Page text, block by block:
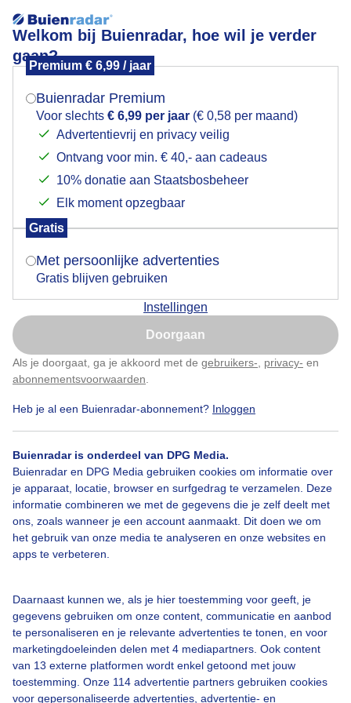
Welkom bij Buienradar, hoe wil je verder
gaan?
Premium € 6,99 / jaar
Buienradar Premium
Voor slechts € 6,99 per jaar (€ 0,58 per maand)
Advertentievrij en privacy veilig
Ontvang voor min. € 40,- aan cadeaus
10% donatie aan Staatsbosbeheer
Elk moment opzegbaar
Gratis
Met persoonlijke advertenties
Gratis blijven gebruiken
Instellingen
Doorgaan
Als je doorgaat, ga je akkoord met de gebruikers- privacy- en
abonnementsvoorwaarden
Heb je al een Buienradar-abonnement? Inloggen
Buienradar is onderdeel van DPG Media.
Buienradar en DPG Media gebruiken cookies om informatie over
je apparaat, locatie, browser en surfgedrag te verzamelen. Deze
informatie combineren we met de gegevens die je zelf deelt met
ons, zoals wanneer je een account aanmaakt. Dit doen we om
het gebruik van onze media te analyseren en onze websites en
apps te verbeteren.
Daarnaast kunnen we, als je hier toestemming voor geeft, je
gegevens gebruiken om onze content, communicatie en aanbod
te personaliseren en je relevante advertenties te tonen, en voor
marketingdoeleinden delen met 4 mediapartners. Ook content
van 13 externe platformen wordt enkel getoond met jouw
toestemming. Onze 114 advertentie partners gebruiken cookies
voor gepersonaliseerde advertenties, advertentie- en
watertoren
Een moment geduld aub...
Populaire categorieën
Lente
Zomer
Over Buienradar
Bedrijfsgegevens
Veelgestelde vragen
Contact
Toegankelijkheid
Buienradar Team
Privacy beleid
Cookie beleid
Privacy instellingen
Mogen we je locatie gebruiken voor het
Indien je hier nog geen akkoord op hebt gegeven,
verschijnt er zo een pop-up uit je browser waarin
Is goed, toon de popup
Nu niet, misschien later
Klik hierom dit aan te passen